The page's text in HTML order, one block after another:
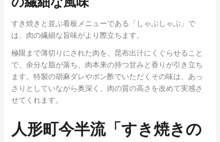
すき焼きと並ぶ看板メニューである「しゃぶしゃぶ」で
は、肉の繊細な旨味がより際立ちます。
極限まで薄切りにされた肉を、昆布出汁にくぐらせること
で、余分な脂が落ち、肉本来の持つ甘みと香りが引き立ち
ます。特製の胡麻ダレやポン酢でいただくその味は、あっ
さりとしていながら奥深く、肉の質の高さを改めて実感さ
せてくれます。
人形町今半流「すき焼きの